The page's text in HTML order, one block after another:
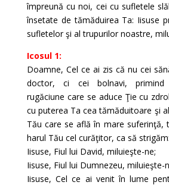
împreună cu noi, cei cu sufletele
însetate de tămăduirea Ta: Iisuse
sufletelor şi al trupurilor noastre,
Icosul 1:
Doamne, Cel ce ai zis că nu cei
doctor, ci cei bolnavi, primind
rugăciune care se aduce Ţie cu
cu puterea Ta cea tămăduitoare şi
Tău care se află în mare suferinţă,
harul Tău cel curăţitor, ca să strigăm:
Iisuse, Fiul lui David, miluieşte-ne;
Iisuse, Fiul lui Dumnezeu, miluieşte-
Iisuse, Cel ce ai venit în lume